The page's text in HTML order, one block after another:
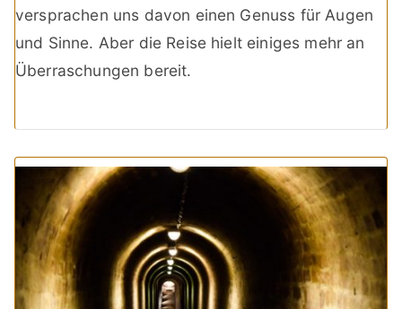
versprachen uns davon einen Genuss für Augen
und Sinne. Aber die Reise hielt einiges mehr an
Überraschungen bereit.